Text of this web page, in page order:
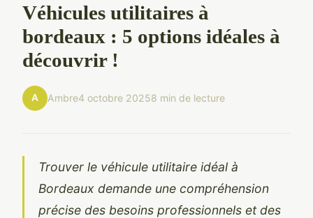
Véhicules utilitaires à
bordeaux : 5 options idéales à
découvrir !
A Ambre4 octobre 20258 min de lecture
Trouver le véhicule utilitaire idéal à
Bordeaux demande une compréhension
précise des besoins professionnels et des